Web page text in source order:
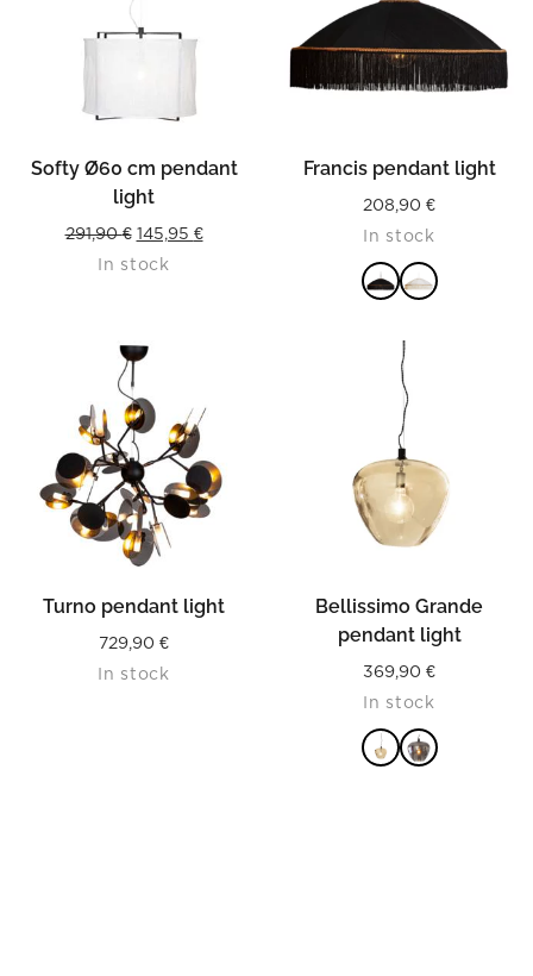
Softy Ø60 cm pendant
light
291,90€ Original
price
145,95 €Current
In stock
READ MORE
Francis pendant light
208,90 €
In stock
Turno pendant light
729,90 €
In stock
Bellissimo Grande
pendant light
369,90 €
In stock